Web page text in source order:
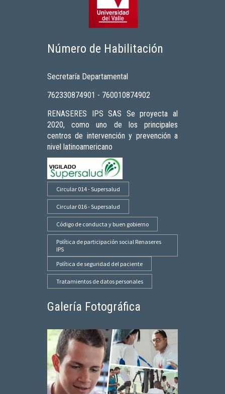
Número de Habilitación
Secretaría Departamental
762330874901 - 760010874902
RENASERES IPS SAS Se proyecta al
2020, como uno de los principales
centros de intervención y prevención a
nivel latinoamericano
Circular 014 - Supersalud
Circular 016 - Supersalud
Código de conducta y buen gobierno
Política de participación social Renaseres
IPS
Política de seguridad del paciente
Tratamientos de datos personales
Galería Fotográfica